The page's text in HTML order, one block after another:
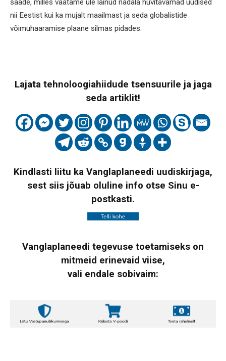
saade, milles vaatame üle läinud nädala huvitavamad uudised
nii Eestist kui ka mujalt maailmast ja seda globalistide
võimuhaaramise plaane silmas pidades.
Lajata tehnoloogiahiidude tsensuurile ja jaga
seda artiklit!
Kindlasti liitu ka Vanglaplaneedi uudiskirjaga,
sest siis jõuab oluline info otse Sinu e-
postkasti.
Vanglaplaneedi tegevuse toetamiseks on
mitmeid erinevaid viise,
vali endale sobivaim: